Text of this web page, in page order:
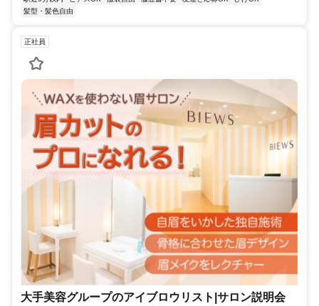
髪型・髪色自由
正社員
大手美容グループのアイブロウリスト|サロン説明会